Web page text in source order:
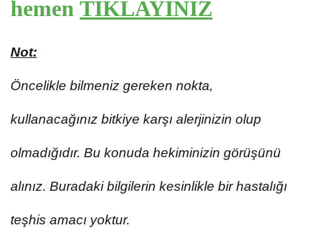
hemen TIKLAYINIZ
Not:
Öncelikle bilmeniz gereken nokta,
kullanacağınız bitkiye karşı alerjinizin olup
olmadığıdır. Bu konuda hekiminizin görüşünü
alınız. Buradaki bilgilerin kesinlikle bir hastalığı
teşhis amacı yoktur.